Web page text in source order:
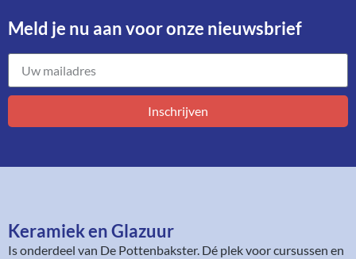
Meld je nu aan voor onze nieuwsbrief​
Inschrijven
Keramiek en Glazuur​
Is onderdeel van De Pottenbakster. Dé plek voor cursussen en